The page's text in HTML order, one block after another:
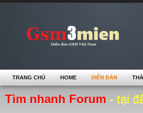
Tìm nhanh Forum - tại
TRANG CHỦ HOME DIỄN ĐÀN